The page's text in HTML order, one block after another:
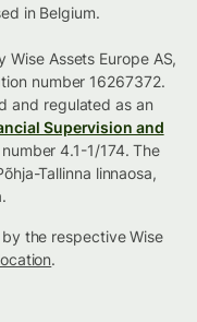
in Belgium.
Assets Europe AS,
number 16267372.
and regulated as an
Supervision and
4.1-1/174. The
Tallinna linnaosa,
the respective Wise
.